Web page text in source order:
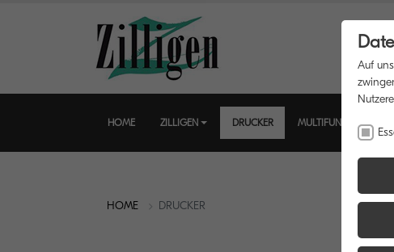
HOME ZILLIGEN DRUCKER
HOME DRUCKER
Auf